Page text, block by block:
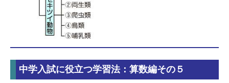
中学入試に役立つ学習法：算数編その５